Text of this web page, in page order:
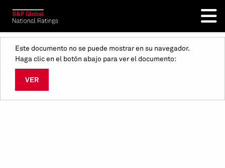
Este documento no se puede mostrar en su navegador.
Haga clic en el botón abajo para ver el documento:
VER